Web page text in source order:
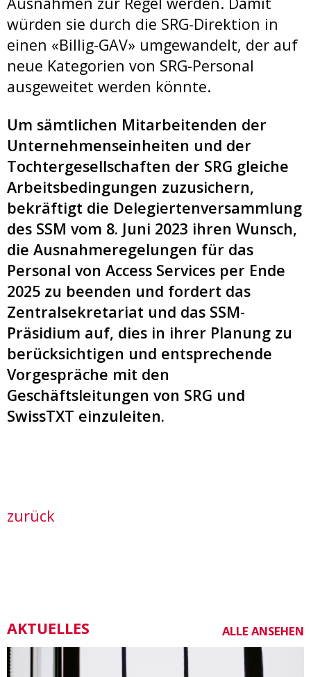
würden sie durch die SRG-Direktion in
einen «Billig-GAV» umgewandelt, der auf
neue Kategorien von SRG-Personal
ausgeweitet werden könnte.
Um sämtlichen Mitarbeitenden der
Unternehmenseinheiten und der
Tochtergesellschaften der SRG gleiche
Arbeitsbedingungen zuzusichern,
bekräftigt die Delegiertenversammlung
des SSM vom 8. Juni 2023 ihren Wunsch,
die Ausnahmeregelungen für das
Personal von Access Services per Ende
2025 zu beenden und fordert das
Zentralsekretariat und das SSM-
Präsidium auf, dies in ihrer Planung zu
berücksichtigen und entsprechende
Vorgespräche mit den
Geschäftsleitungen von SRG und
SwissTXT einzuleiten.
zurück
AKTUELLES ALLE ANSEHEN